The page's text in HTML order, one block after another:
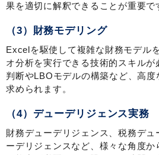
果を適切に解釈できることが重要で
（3）財務モデリング
Excelを駆使して複雑な財務モデル
オ分析を実行できる技術的スキル
判断やLBOモデルの構築など、高
求められます。
（4）デューデリジェンス実務
財務デューデリジェンス、税務デュ
ーデリジェンスなど、様々な角度か